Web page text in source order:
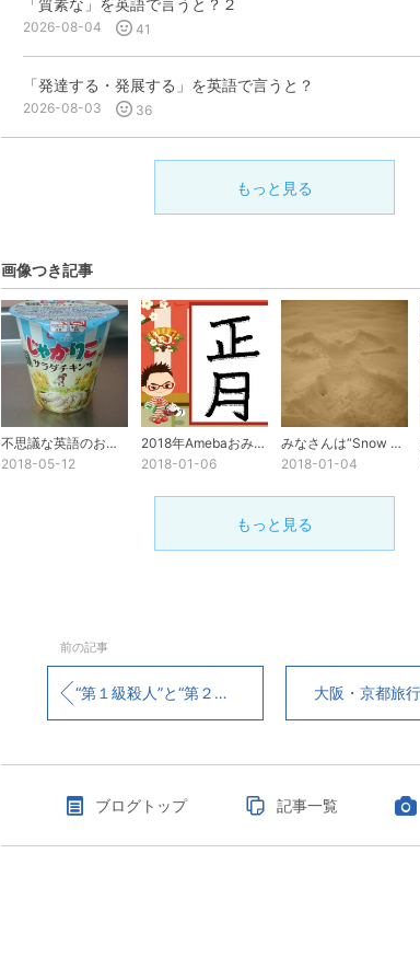
「質素な」を英語で言うと？２
2026-08-04 41
「発達する・発展する」を英語で言うと？
2026-08-03 36
もっと見る
画像つき記事
不思議な英語のお菓子
2018-05-12
2018年Amebaおみくじ
2018-01-06
みなさんは“Snow Angel”を見た事ありますか？
2018-01-04
もっと見る
前の記事
“第１級殺人”と“第２級殺人”の違い
ブログトップ 記事一覧